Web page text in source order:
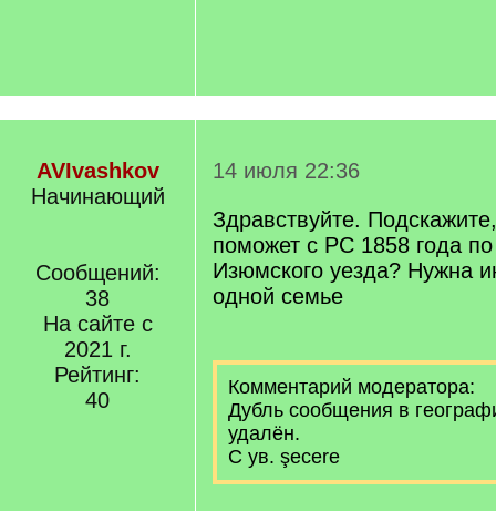
AVIvashkov
Начинающий
Сообщений:
38
На сайте с
2021 г.
Рейтинг:
40
14 июля 22:36
Здравствуйте.
поможет с РС 1858 года
Изюмского уезда? Нужна
одной семье
Комментарий модератора:
Дубль сообщения в
удалён.
С ув. şecere